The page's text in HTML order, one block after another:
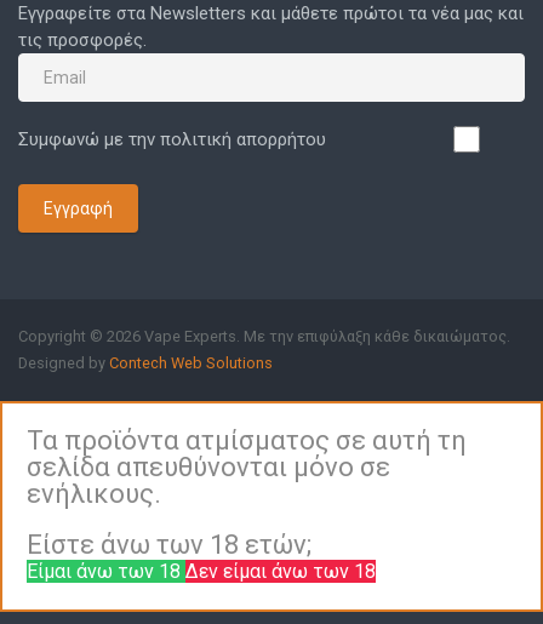
Εγγραφείτε στα Newsletters και μάθετε πρώτοι τα νέα μας και
τις προσφορές.
Συμφωνώ με την πολιτική απορρήτου
Εγγραφή
Copyright © 2026 Vape Experts. Με την επιφύλαξη κάθε δικαιώματος.
Designed by Contech Web Solutions
Τα προϊόντα ατμίσματος σε αυτή τη
σελίδα απευθύνονται μόνο σε
ενήλικους.
Είστε άνω των 18 ετών;
Είμαι άνω των 18 Δεν είμαι άνω των 18